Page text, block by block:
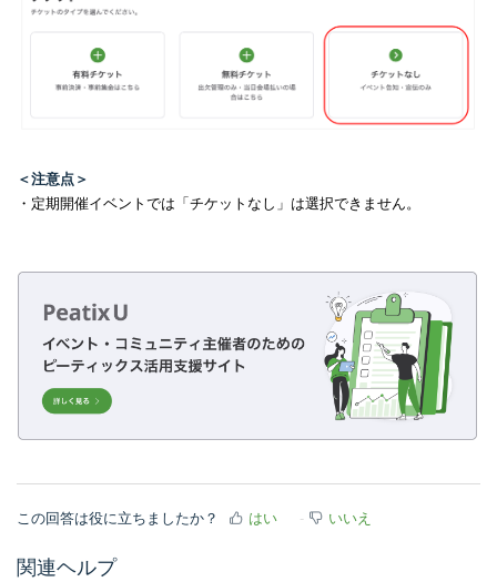
＜注意点＞
・定期開催イベントでは「チケットなし」は選択できません。
この回答は役に立ちましたか？ はい いいえ
関連ヘルプ